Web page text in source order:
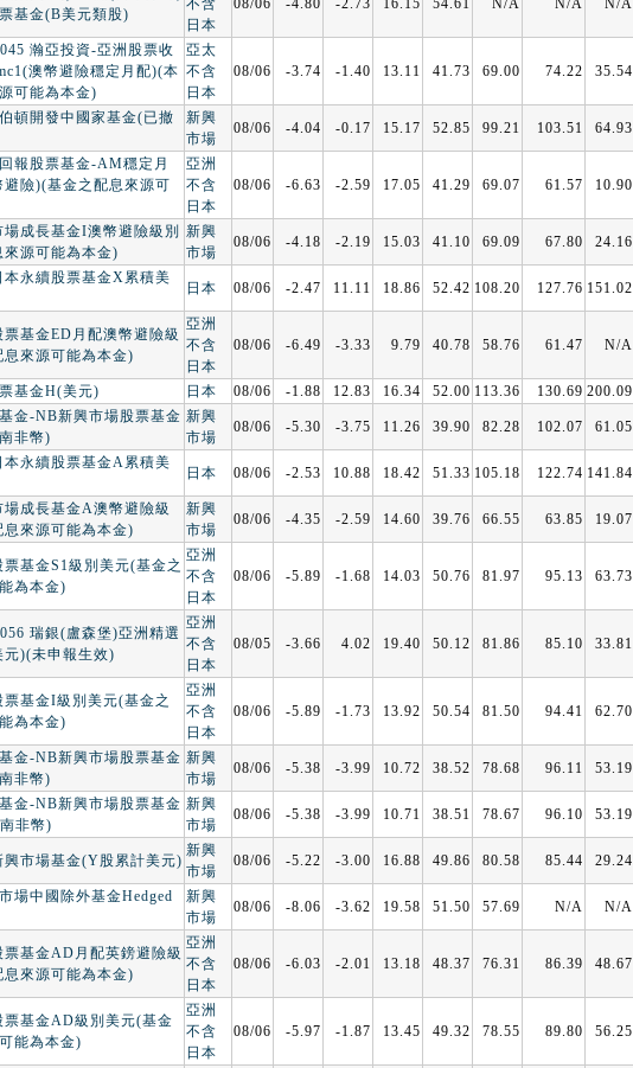
基金(B美元類股)
不含
日本
08/06 -4.80 -2.73 16.15 54.61 N/A N/A N/A
瀚亞投資-亞洲股票收
澳幣避險穩定月配)(本
可能為本金)
亞太
不含
日本
08/06 -3.74 -1.40 13.11 41.73 69.00 74.22 35.54
頓開發中國家基金(已撤
新興
市場
08/06 -4.04 -0.17 15.17 52.85 99.21 103.51 64.93
報股票基金-AM穩定月
避險)(基金之配息來源可
亞洲
不含
日本
08/06 -6.63 -2.59 17.05 41.29 69.07 61.57 10.90
成長基金I澳幣避險級別
源可能為本金)
新興
市場
08/06 -4.18 -2.19 15.03 41.10 69.09 67.80 24.16
本永續股票基金X累積美
日本 08/06 -2.47 11.11 18.86 52.42 108.20 127.76 151.02
基金ED月配澳幣避險級
息來源可能為本金)
亞洲
不含
日本
08/06 -6.49 -3.33 9.79 40.78 58.76 61.47 N/A
基金H(美元) 日本 08/06 -1.88 12.83 16.34 52.00 113.36 130.69 200.09
金-NB新興市場股票基金
非幣)
新興
市場
08/06 -5.30 -3.75 11.26 39.90 82.28 102.07 61.05
本永續股票基金A累積美
日本 08/06 -2.53 10.88 18.42 51.33 105.18 122.74 141.84
成長基金A澳幣避險級
息來源可能為本金)
新興
市場
08/06 -4.35 -2.59 14.60 39.76 66.55 63.85 19.07
基金S1級別美元(基金之
為本金)
亞洲
不含
日本
08/06 -5.89 -1.68 14.03 50.76 81.97 95.13 63.73
瑞銀(盧森堡)亞洲精選
元)(未申報生效)
亞洲
不含
日本
08/05 -3.66 4.02 19.40 50.12 81.86 85.10 33.81
基金I級別美元(基金之
為本金)
亞洲
不含
日本
08/06 -5.89 -1.73 13.92 50.54 81.50 94.41 62.70
金-NB新興市場股票基金
非幣)
新興
市場
08/06 -5.38 -3.99 10.72 38.52 78.68 96.11 53.19
金-NB新興市場股票基金
非幣)
新興
市場
08/06 -5.38 -3.99 10.71 38.51 78.67 96.10 53.19
興市場基金(Y股累計美元)
新興
市場
08/06 -5.22 -3.00 16.88 49.86 80.58 85.44 29.24
場中國除外基金Hedged
新興
市場
08/06 -8.06 -3.62 19.58 51.50 57.69 N/A N/A
基金AD月配英鎊避險級
息來源可能為本金)
亞洲
不含
日本
08/06 -6.03 -2.01 13.18 48.37 76.31 86.39 48.67
票基金AD級別美元(基金
能為本金)
亞洲
不含
日本
08/06 -5.97 -1.87 13.45 49.32 78.55 89.80 56.25